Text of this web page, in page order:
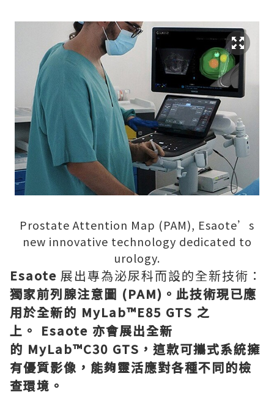
Prostate Attention Map (PAM), Esaote’s
new innovative technology dedicated to
urology.
Esaote 展出專為泌尿科而設的全新技術：
獨家前列腺注意圖 (PAM) 。此技術現已應
用於全新的 MyLab™E85 GTS 之
上。 Esaote 亦會展出全新
的 MyLab™C30 GTS ，這款可攜式系統擁
有優質影像，能夠靈活應對各種不同的檢
查環境。